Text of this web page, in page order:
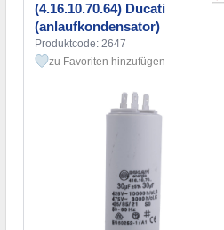
(4.16.10.70.64) Ducati
(anlaufkondensator)
Produktcode: 2647
zu Favoriten hinzufügen